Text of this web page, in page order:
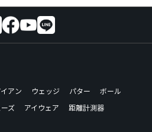
アン ウェッジ パター
ボール
ズ アイウェア
距離計測器